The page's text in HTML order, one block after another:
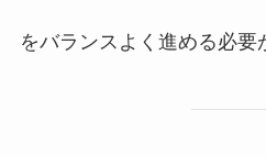
をバランスよく進める必要